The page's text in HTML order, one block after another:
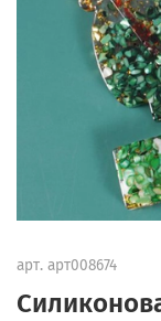
арт. арт008674